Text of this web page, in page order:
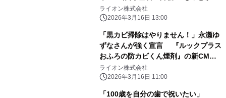
っとチャレンジ」第3弾を実施 ――30
日継続すると噛む力の自己評価が 平均
ライオン株式会社
2026年3月16日 13:00
「黒カビ掃除はやりません！」永瀬ゆ
ずなさんが強く宣言 『ルックプラス
おふろの防カビくん煙剤』の新CMを
2026年3月16日(月)より全国で放映開
始
ライオン株式会社
2026年3月16日 11:00
「100歳を自分の歯で祝いたい」